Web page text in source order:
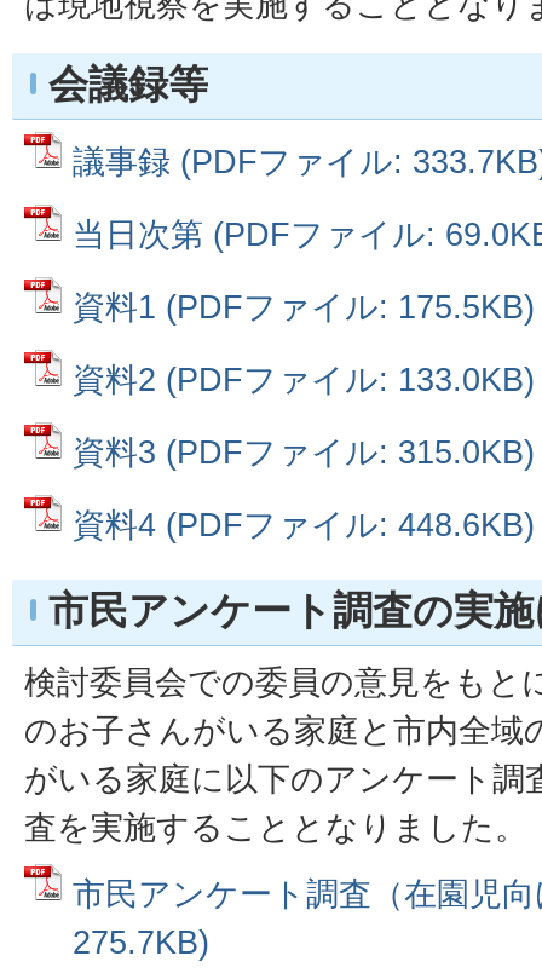
会議録等
議事録 (PDFファイル:
当日次第 (PDFファイル:
資料1 (PDFファイル: 175.5KB)
資料2 (PDFファイル: 133.0KB)
資料3 (PDFファイル: 315.0KB)
資料4 (PDFファイル: 448.6KB)
市民アンケート調査の実
検討委員会での委員の意見をもと
のお子さんがいる家庭と市内全域
がいる家庭に以下のアンケート調
査を実施することとなりました。
市民アンケート調査（在園児
275.7KB)